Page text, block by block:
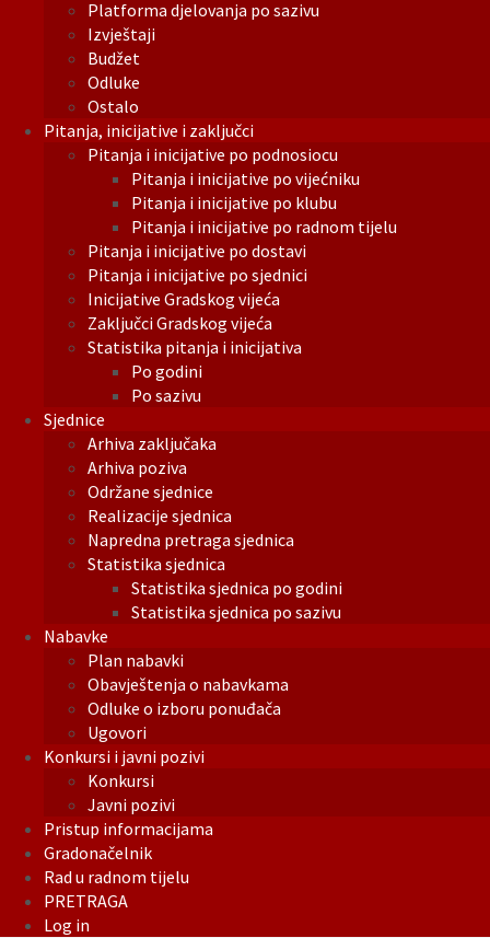
Platforma djelovanja po sazivu
Izvještaji
Budžet
Odluke
Ostalo
Pitanja, inicijative i zaključci
Pitanja i inicijative po podnosiocu
Pitanja i inicijative po vijećniku
Pitanja i inicijative po klubu
Pitanja i inicijative po radnom tijelu
Pitanja i inicijative po dostavi
Pitanja i inicijative po sjednici
Inicijative Gradskog vijeća
Zaključci Gradskog vijeća
Statistika pitanja i inicijativa
Po godini
Po sazivu
Sjednice
Arhiva zaključaka
Arhiva poziva
Održane sjednice
Realizacije sjednica
Napredna pretraga sjednica
Statistika sjednica
Statistika sjednica po godini
Statistika sjednica po sazivu
Nabavke
Plan nabavki
Obavještenja o nabavkama
Odluke o izboru ponuđača
Ugovori
Konkursi i javni pozivi
Konkursi
Javni pozivi
Pristup informacijama
Gradonačelnik
Rad u radnom tijelu
PRETRAGA
Log in